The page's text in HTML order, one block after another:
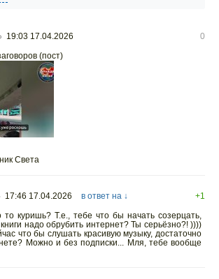
19:03 17.04.2026
0
(пост)
Света
17:46 17.04.2026 в ответ на ↓
+1
то куришь? Т.е., тебе что бы начать созерцать,
надо обрубить интернет? Ты серьёзно?! ))))
что бы слушать красивую музыку, достаточно
Можно и без подписки... Мля, тебе вообще